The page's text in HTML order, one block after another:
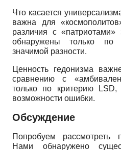
Что касается
важна для
различия с
обнаружены только по
значимой разности.
Ценность гедонизма
сравнению с
только по критерию
LSD,
возможности ошибки.
Обсуждение
Попробуем рассмотреть
Нами обнаружено